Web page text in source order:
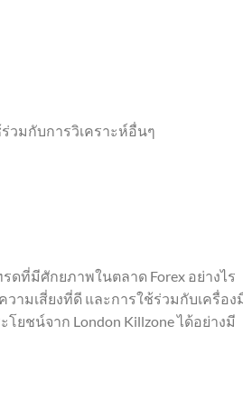
วมกับการวิเคราะห์อื่นๆ
ดที่มีศักยภาพในตลาด Forex อย่างไร
ามเสี่ยงที่ดี และการใช้ร่วมกับเครื่อง
ยชน์จาก London Killzone ได้อย่างมี